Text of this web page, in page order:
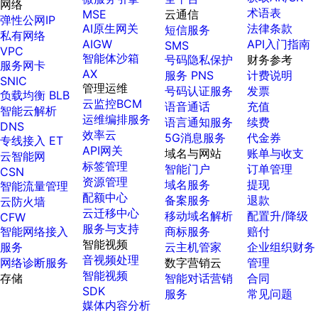
网络
弹性公网IP
私有网络
VPC
服务网卡
SNIC
负载均衡 BLB
智能云解析
DNS
专线接入 ET
云智能网
CSN
智能流量管理
云防火墙
CFW
智能网络接入
服务
网络诊断服务
存储
MSE
AI原生网关
AIGW
智能体沙箱
AX
管理运维
云监控BCM
运维编排服务
效率云
API网关
标签管理
资源管理
配额中心
云迁移中心
服务与支持
智能视频
音视频处理
智能视频
SDK
媒体内容分析
云通信
短信服务
SMS
号码隐私保护
服务 PNS
号码认证服务
语音通话
语言通知服务
5G消息服务
域名与网站
智能门户
域名服务
备案服务
移动域名解析
商标服务
云主机管家
数字营销云
智能对话营销
服务
术语表
法律条款
API入门指南
财务参考
计费说明
发票
充值
续费
代金券
账单与收支
订单管理
提现
退款
配置升/降级
赔付
企业组织财务
管理
合同
常见问题